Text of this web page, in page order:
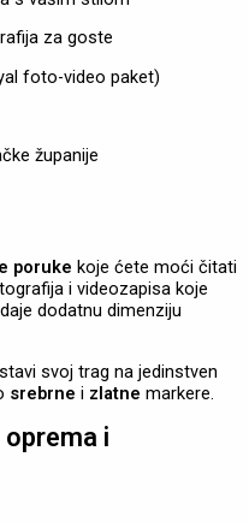
za goste
foto-video paket)
županije
poruke koje ćete moći čitati
i videozapisa koje
daje dodatnu dimenziju
svoj trag na jedinstven
srebrne i zlatne markere.
i